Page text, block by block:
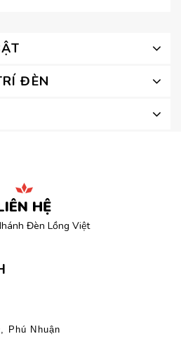
ĐÈN
HỆ
Đèn Lồng Việt
Phú Nhuận